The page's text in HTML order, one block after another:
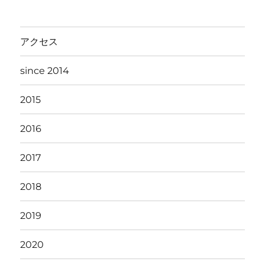
アクセス
since 2014
2015
2016
2017
2018
2019
2020